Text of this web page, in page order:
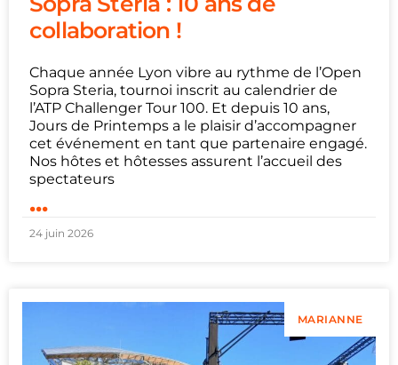
collaboration !
Chaque année Lyon vibre au rythme de l’Open
Sopra Steria, tournoi inscrit au calendrier de
l’ATP Challenger Tour 100. Et depuis 10 ans,
Jours de Printemps a le plaisir d’accompagner
cet événement en tant que partenaire engagé.
Nos hôtes et hôtesses assurent l’accueil des
spectateurs
...
24 juin 2026
MARIANNE